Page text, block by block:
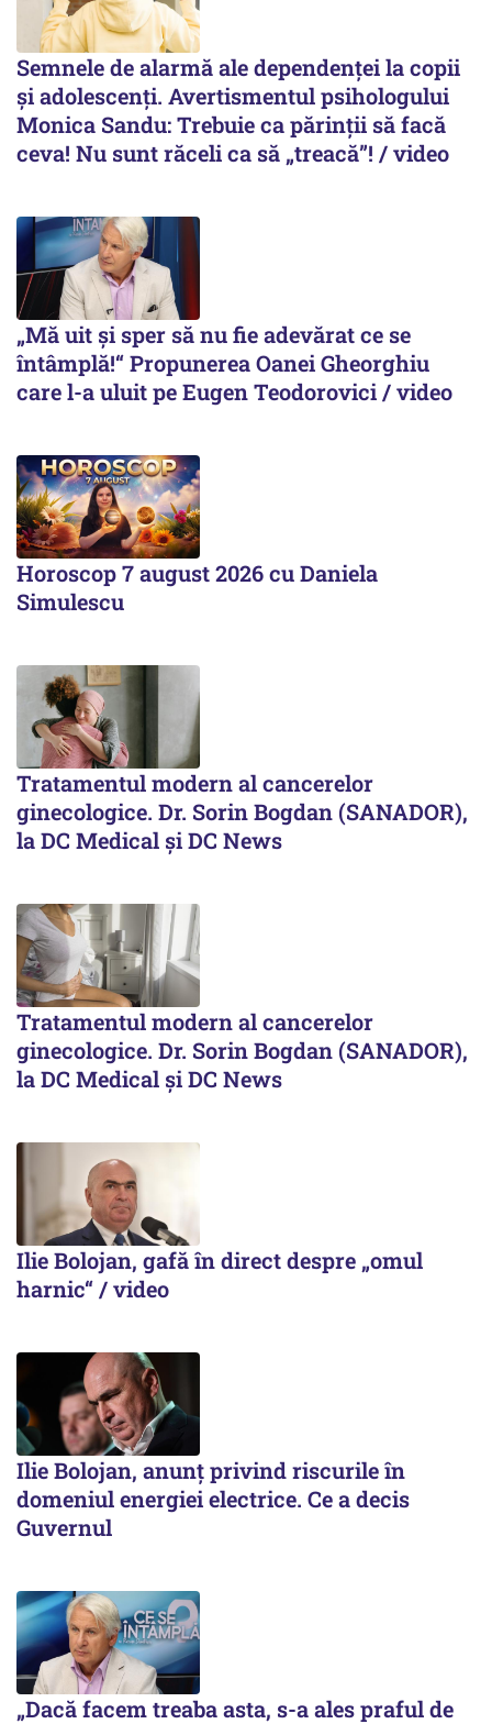
Semnele de alarmă ale dependenței la copii
și adolescenți. Avertismentul psihologului
Monica Sandu: Trebuie ca părinții să facă
ceva! Nu sunt răceli ca să „treacă”! / video
„Mă uit și sper să nu fie adevărat ce se
întâmplă!“ Propunerea Oanei Gheorghiu
care l-a uluit pe Eugen Teodorovici / video
Horoscop 7 august 2026 cu Daniela
Simulescu
Tratamentul modern al cancerelor
ginecologice. Dr. Sorin Bogdan (SANADOR),
la DC Medical și DC News
Tratamentul modern al cancerelor
ginecologice. Dr. Sorin Bogdan (SANADOR),
la DC Medical și DC News
Ilie Bolojan, gafă în direct despre „omul
harnic“ / video
Ilie Bolojan, anunț privind riscurile în
domeniul energiei electrice. Ce a decis
Guvernul
„Dacă facem treaba asta, s-a ales praful de